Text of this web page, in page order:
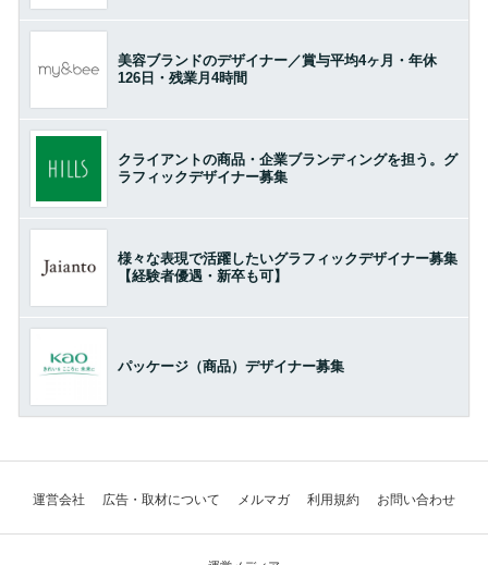
美容ブランドのデザイナー／賞与平均4ヶ月・年休
126日・残業月4時間
クライアントの商品・企業ブランディングを担う。グ
ラフィックデザイナー募集
様々な表現で活躍したいグラフィックデザイナー募集
【経験者優遇・新卒も可】
パッケージ（商品）デザイナー募集
運営会社 広告・取材について メルマガ 利用規約 お問い合わせ